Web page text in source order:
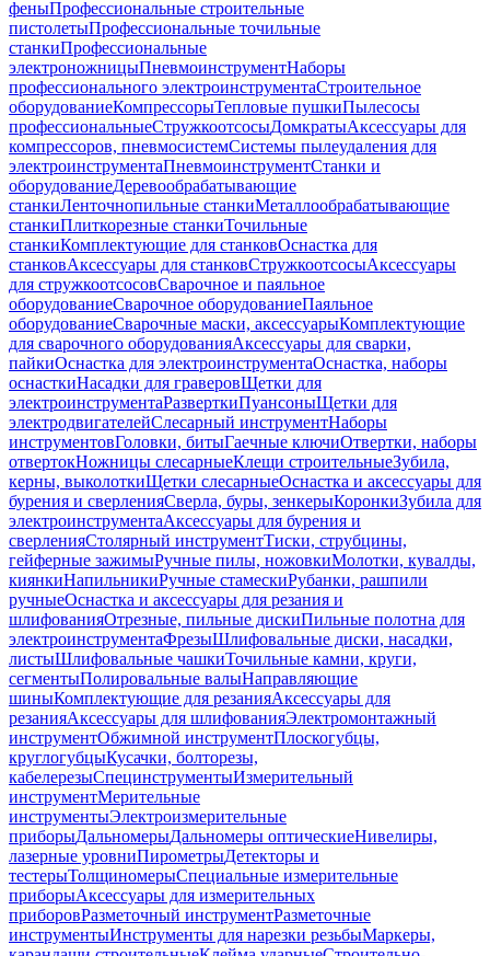
феныПрофессиональные строительные
пистолетыПрофессиональные точильные
станкиПрофессиональные
электроножницыПневмоинструментНаборы
профессионального электроинструментаСтроительное
оборудованиеКомпрессорыТепловые пушкиПылесосы
профессиональныеСтружкоотсосыДомкратыАксессуары для
компрессоров, пневмосистемСистемы пылеудаления для
электроинструментаПневмоинструментСтанки и
оборудованиеДеревообрабатывающие
станкиЛенточнопильные станкиМеталлообрабатывающие
станкиПлиткорезные станкиТочильные
станкиКомплектующие для станковОснастка для
станковАксессуары для станковСтружкоотсосыАксессуары
для стружкоотсосовСварочное и паяльное
оборудованиеСварочное оборудованиеПаяльное
оборудованиеСварочные маски, аксессуарыКомплектующие
для сварочного оборудованияАксессуары для сварки,
пайкиОснастка для электроинструментаОснастка, наборы
оснасткиНасадки для граверовЩетки для
электроинструментаРазверткиПуансоныЩетки для
электродвигателейСлесарный инструментНаборы
инструментовГоловки, битыГаечные ключиОтвертки, наборы
отвертокНожницы слесарныеКлещи строительныеЗубила,
керны, выколоткиЩетки слесарныеОснастка и аксессуары для
бурения и сверленияСверла, буры, зенкерыКоронкиЗубила для
электроинструментаАксессуары для бурения и
сверленияСтолярный инструментТиски, струбцины,
гейферные зажимыРучные пилы, ножовкиМолотки, кувалды,
киянкиНапильникиРучные стамескиРубанки, рашпили
ручныеОснастка и аксессуары для резания и
шлифованияОтрезные, пильные дискиПильные полотна для
электроинструментаФрезыШлифовальные диски, насадки,
листыШлифовальные чашкиТочильные камни, круги,
сегментыПолировальные валыНаправляющие
шиныКомплектующие для резанияАксессуары для
резанияАксессуары для шлифованияЭлектромонтажный
инструментОбжимной инструментПлоскогубцы,
круглогубцыКусачки, болторезы,
кабелерезыСпецинструментыИзмерительный
инструментМерительные
инструментыЭлектроизмерительные
приборыДальномерыДальномеры оптическиеНивелиры,
лазерные уровниПирометрыДетекторы и
тестерыТолщиномерыСпециальные измерительные
приборыАксессуары для измерительных
приборовРазметочный инструментРазметочные
инструментыИнструменты для нарезки резьбыМаркеры,